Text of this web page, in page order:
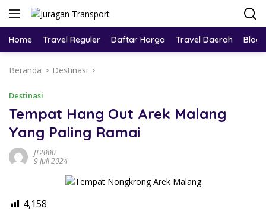
Home Travel Reguler Daftar Harga Travel Daerah Blog
Beranda Destinasi
Destinasi
Tempat Hang Out Arek Malang
Yang Paling Ramai
JT2000
9 Juli 2024
4,158